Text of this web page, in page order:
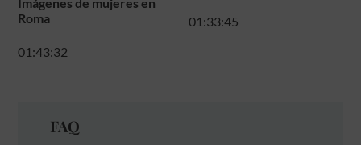
Roma
01:43:32
01:33:45
FAQ